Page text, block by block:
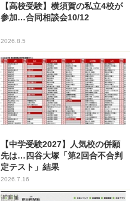
【高校受験】横須賀の私立4校が
参加…合同相談会10/12
2026.8.5
【中学受験2027】人気校の併願
先は…四谷大塚「第2回合不合判
定テスト」結果
2026.7.16